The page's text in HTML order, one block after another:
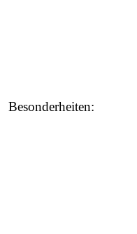
Besonderheiten: